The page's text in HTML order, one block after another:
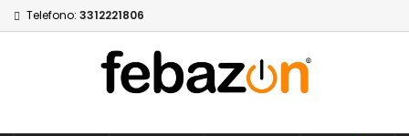
Telefono: 3312221806